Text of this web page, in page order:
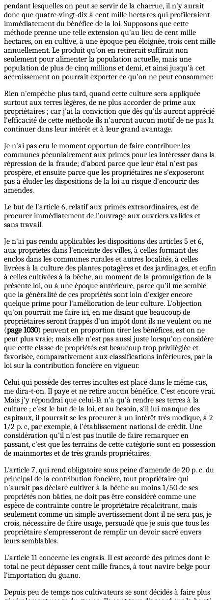
pendant lesquelles on peut se servir de la charrue, il n'y aurait
donc que quatre-vingt-dix à cent mille hectares qui profileraient
immédiatement du bénéfice de la loi. Supposons que cette
méthode prenne une telle extension qu'au lieu de cent mille
hectares, on en cultive, à une époque peu éloignée, trois cent mille
annuellement. Le produit qu'on en retirerait suffirait non
seulement pour alimenter la population actuelle, mais une
population de plus de cinq millions et demi, et ainsi jusqu'à cet
accroissement on pourrait exporter ce qu'on ne peut consommer.
Rien n'empêche plus tard, quand cette culture sera appliquée
surtout aux terres légères, de ne plus accorder de prime aux
propriétaires ; car j'ai la conviction que dès qu'ils auront apprécié
l'efficacité de cette méthode ils n'auront aucun motif de ne pas la
continuer dans leur intérêt et à leur grand avantage.
Je n'ai pas cru le moment opportun de faire contribuer les
communes pécuniairement aux primes pour les intéresser dans la
répression de la fraude; d'abord parce que leur étal n'est pas
prospère, et ensuite parce que les propriétaires ne s'exposeront
pas à éluder les dispositions de la loi au risque d'encourir des
amendes.
Le but de l'article 6, relatif aux primes extraordinaires, est de
procurer immédiatement de l'ouvrage aux ouvriers valides et
sans travail.
Je n'ai pas rendu applicables les dispositions des articles 5 et 6,
aux propriétés dans l'enceinte des villes, à celles formant des
enclos dans les communes rurales et autres localités, à celles
livrées à la culture des plantes potagères et des jardinages, et enfin
à celles cultivées à la bêche, au moment de la promulgation de la
présente loi, ou à une époque antérieure, parce qu'il me semble
que la généralité de ces propriétés sont loin d'exiger encore
quelque prime pour l'amélioration de leur culture. L'objection
qu'on pourrait me faire ici, en me disant que beaucoup de
propriétaires seront frappés d'un impôt dont ils ne veulent ou ne
(page 1030) peuvent en proportion tirer les bénéfices, est on ne
peut plus vraie; mais elle n'est pas aussi juste lorsqu'on considère
que cette classe de propriétés est beaucoup trop privilégiée et
favorisée, comparativement aux classifications inférieures, par la
loi sur la contribution foncière en vigueur.
Celui qui possède des terres incultes est placé dans le même cas,
me dira-t-on. Il paye et ne retire aucun bénéfice. C'est encore vrai.
Mais j'y répondrai que celui-là n'a qu'à rendre ses terres à la
culture ; c'est le but de la loi, et au besoin, s'il lui manque des
capitaux, il pourrait se les procurer à un intérêt très modique, à 2
1/2 p. c, par exemple, à l'établissement national de crédit. Une
considération qu'il n'est pas inutile de faire remarquer en
passant, c'est que les terrains de cette catégorie sont en possession
de mainmortes et de très grands propriétaires.
L'article 7, qui rend obligatoire sous peine d'amende de 20 p. c. du
principal de la contribution foncière, tout propriétaire qui
n'aurait pas déclaré cultiver à la bêche au moins 1/50 de ses
propriétés non bâties, ne doit pas être considéré comme une
espèce de contrainte contre le propriétaire récalcitrant, mais
seulement comme un simple avertissement dont il ne sera pas, je
crois, nécessaire de faire usage, persuadé que je suis que tous les
propriétaire s'empresseront de remplir un devoir sacré envers
leurs semblables.
L'article 11 concerne les engrais. Il est accordé des primes dont le
total ne peut dépasser cent mille francs, à tout navire belge pour
l'importation du guano.
Depuis peu de temps nos cultivateurs se sont décidés à faire plus